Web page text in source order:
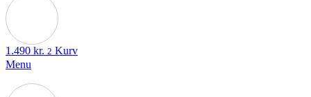
1.490 kr. 2 Kurv
Menu